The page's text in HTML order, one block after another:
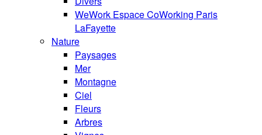
WeWork Espace CoWorking Paris
LaFayette
Nature
Paysages
Mer
Montagne
Ciel
Fleurs
Arbres